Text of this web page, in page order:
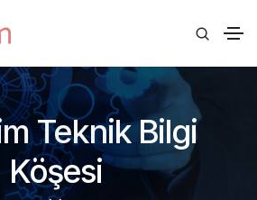
Teknik Bilgi
Köşesi